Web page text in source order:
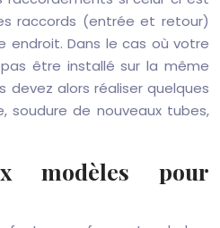
raccords (entrée et retour)
endroit. Dans le cas où votre
être installé sur la même
devez alors réaliser quelques
soudure de nouveaux tubes,
modèles pour